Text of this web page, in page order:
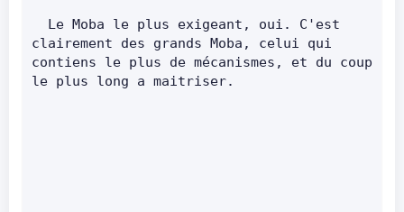
clairement des grands Moba, celui qui
contiens le plus de mécanismes, et du coup
le plus long a maitriser.